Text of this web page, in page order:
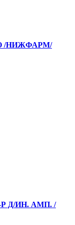
/НИЖФАРМ/
Д/ИН. АМП. /